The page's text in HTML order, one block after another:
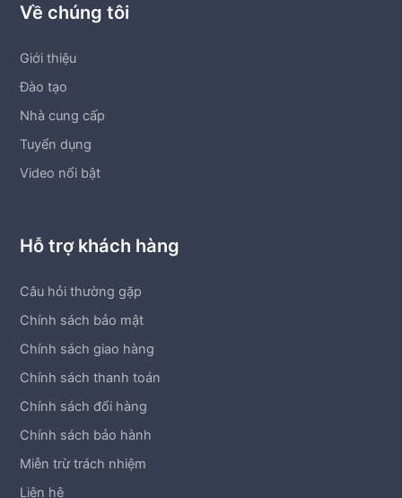
Về chúng tôi
Giới thiệu
Đào tạo
Nhà cung cấp
Tuyển dụng
Video nổi bật
Hỗ trợ khách hàng
Câu hỏi thường gặp
Chính sách bảo mật
Chính sách giao hàng
Chính sách thanh toán
Chính sách đổi hàng
Chính sách bảo hành
Miễn trừ trách nhiệm
Liên hệ